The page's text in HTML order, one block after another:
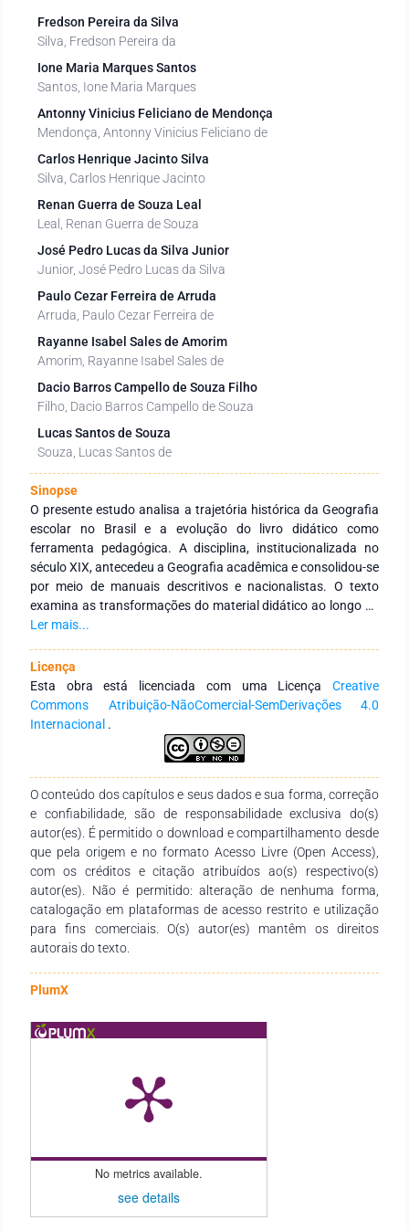
Fredson Pereira da Silva
Silva, Fredson Pereira da
Ione Maria Marques Santos
Santos, Ione Maria Marques
Antonny Vinicius Feliciano de Mendonça
Mendonça, Antonny Vinicius Feliciano de
Carlos Henrique Jacinto Silva
Silva, Carlos Henrique Jacinto
Renan Guerra de Souza Leal
Leal, Renan Guerra de Souza
José Pedro Lucas da Silva Junior
Junior, José Pedro Lucas da Silva
Paulo Cezar Ferreira de Arruda
Arruda, Paulo Cezar Ferreira de
Rayanne Isabel Sales de Amorim
Amorim, Rayanne Isabel Sales de
Dacio Barros Campello de Souza Filho
Filho, Dacio Barros Campello de Souza
Lucas Santos de Souza
Souza, Lucas Santos de
Sinopse
O presente estudo analisa a trajetória histórica da Geografia
escolar no Brasil e a evolução do livro didático como
ferramenta pedagógica. A disciplina, institucionalizada no
século XIX, antecedeu a Geografia acadêmica e consolidou-se
por meio de manuais descritivos e nacionalistas. O texto
examina as transformações do material didático ao longo de
diferentes contextos políticos, desde o projeto de
ditadura militar (Lei 5.692/71). Investiga-se a transição da
Geografia Tradicional, baseada na memorização e no
enciclopedismo, para uma Geografia Crítica, que prioriza o
raciocínio espacial e a formação cidadã. A pesquisa, de
natureza qualitativa e fundamentada no materialismo
histórico-dialético, discute ainda a importância do
Pensamento Pedagógico-Geográfico e da alfabetização
cartográfica. Conclui-se que o livro didático, longe de ser
neutro, reflete disputas ideológicas e diretrizes editoriais,
permanecendo indispensável para a mediação entre o saber
científico e a realidade vivida pelo aluno no espaço
geográfico.
Ler mais...
Licença
Esta obra está licenciada com uma Licença Creative
Commons Atribuição-NãoComercial-SemDerivações 4.0
Internacional .
O conteúdo dos capítulos e seus dados e sua forma, correção
e confiabilidade, são de responsabilidade exclusiva do(s)
autor(es). É permitido o download e compartilhamento desde
que pela origem e no formato Acesso Livre (Open Access),
com os créditos e citação atribuídos ao(s) respectivo(s)
autor(es). Não é permitido: alteração de nenhuma forma,
catalogação em plataformas de acesso restrito e utilização
para fins comerciais. O(s) autor(es) mantêm os direitos
autorais do texto.
PlumX
No metrics available.
see details